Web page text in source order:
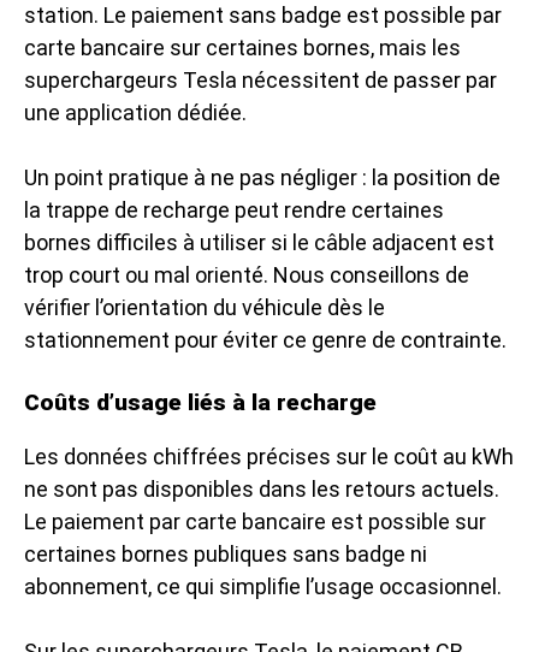
station. Le paiement sans badge est possible par
carte bancaire sur certaines bornes, mais les
superchargeurs Tesla nécessitent de passer par
une application dédiée.
Un point pratique à ne pas négliger : la position de
la trappe de recharge peut rendre certaines
bornes difficiles à utiliser si le câble adjacent est
trop court ou mal orienté. Nous conseillons de
vérifier l’orientation du véhicule dès le
stationnement pour éviter ce genre de contrainte.
Coûts d’usage liés à la recharge
Les données chiffrées précises sur le coût au kWh
ne sont pas disponibles dans les retours actuels.
Le paiement par carte bancaire est possible sur
certaines bornes publiques sans badge ni
abonnement, ce qui simplifie l’usage occasionnel.